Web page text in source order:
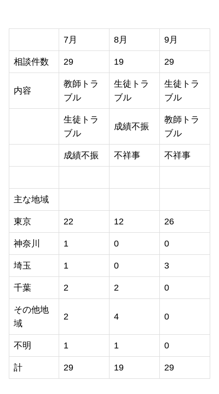
7月 8月 9月
相談件数 29 19 29
内容
教師トラ
ブル
生徒トラ
ブル
生徒トラ
ブル
生徒トラ
ブル
成績不振
教師トラ
ブル
成績不振 不祥事 不祥事
主な地域
東京 22 12 26
神奈川 1 0 0
埼玉 1 0 3
千葉 2 2 0
その他地
域
2 4 0
不明 1 1 0
計 29 19 29